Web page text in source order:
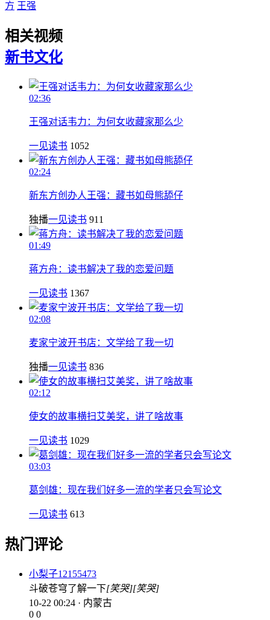
方 王强
相关视频
新书文化
02:36
王强对话韦力：为何女收藏家那么少
一见读书 1052
02:24
新东方创办人王强：藏书如母熊舔仔
独播一见读书 911
01:49
蒋方舟：读书解决了我的恋爱问题
一见读书 1367
02:08
麦家宁波开书店：文学给了我一切
独播一见读书 836
02:12
使女的故事横扫艾美奖，讲了啥故事
一见读书 1029
03:03
葛剑雄：现在我们好多一流的学者只会写论文
一见读书 613
热门评论
小梨子12155473
斗破苍穹了解一下[笑哭][笑哭]
10-22 00:24 · 内蒙古
0 0